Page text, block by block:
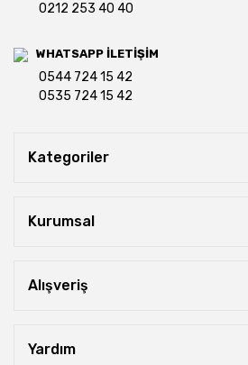
0212 253 40 40
WHATSAPP İLETİŞİM
0544 724 15 42
0535 724 15 42
Kategoriler
Kurumsal
Alışveriş
Yardım